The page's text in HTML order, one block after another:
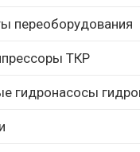
переоборудования
ТКР
гидронасосы